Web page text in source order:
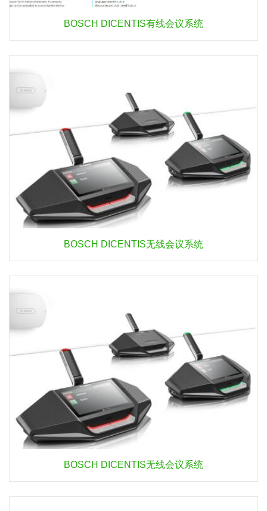
BOSCH DICENTIS有线会议系统
BOSCH DICENTIS无线会议系统
BOSCH DICENTIS无线会议系统